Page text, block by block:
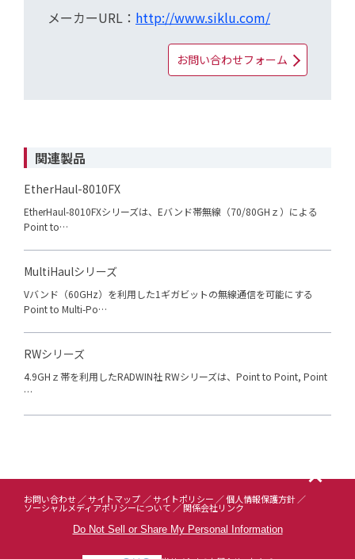
関連製品
EtherHaul-8010FX
EtherHaul-8010FXシリーズは、Eバンド帯無線（70/80GHｚ）による
Point to…
MultiHaulシリーズ
Vバンド（60GHz）を利用した1ギガビットの無線通信を可能にする
Point to Multi-Po…
RWシリーズ
4.9GHｚ帯を利用したRADWIN社 RWシリーズは、Point to Point, Point
…
メーカーURL： http://www.siklu.com/
お問い合わせフォーム
お問い合わせ サイトマップ サイトポリシー 個人情報保護方針
ソーシャルメディアポリシーについて 関係会社リンク
Do Not Sell or Share My Personal Information